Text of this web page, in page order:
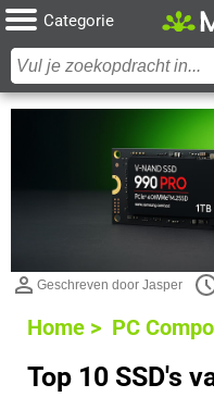
Categorie
Geschreven door Jasper
Home > PC
Top 10 SSD's